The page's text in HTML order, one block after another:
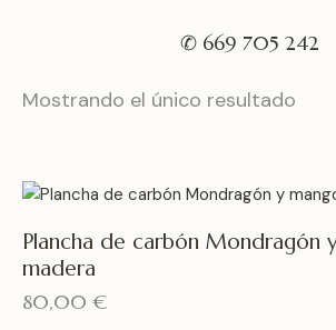
✆ 669 705 242
Mostrando el único resultado
Plancha de carbón Mondragón
madera
80,00 €